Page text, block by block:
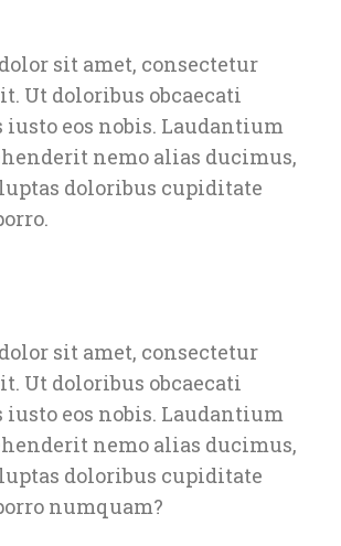
sit amet, consectetur
Ut doloribus obcaecati
eos nobis. Laudantium
nemo alias ducimus,
doloribus cupiditate
sit amet, consectetur
Ut doloribus obcaecati
eos nobis. Laudantium
nemo alias ducimus,
doloribus cupiditate
numquam?